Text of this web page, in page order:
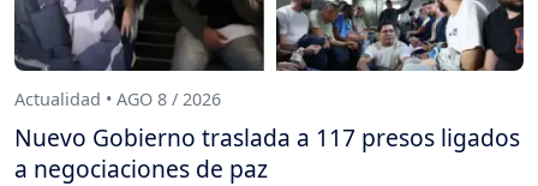
Actualidad • AGO 8 / 2026
Nuevo Gobierno traslada a 117 presos ligados
a negociaciones de paz